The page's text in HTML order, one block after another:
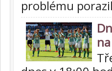
problému